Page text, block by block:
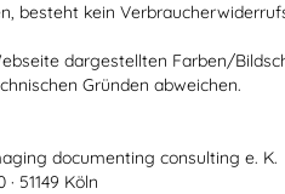
besteht kein
dargestellten Farben/
Gründen abweichen.
documenting consulting e. K.
51149 Köln